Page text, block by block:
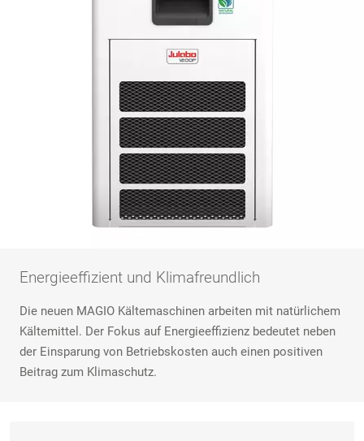
Energieeffizient und Klimafreundlich
Die neuen MAGIO Kältemaschinen arbeiten mit natürlichem
Kältemittel. Der Fokus auf Energieeffizienz bedeutet neben
der Einsparung von Betriebskosten auch einen positiven
Beitrag zum Klimaschutz.